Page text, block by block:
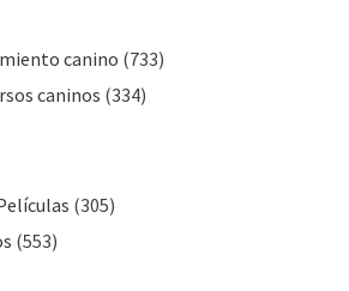
canino (733)
caninos (334)
(305)
(553)